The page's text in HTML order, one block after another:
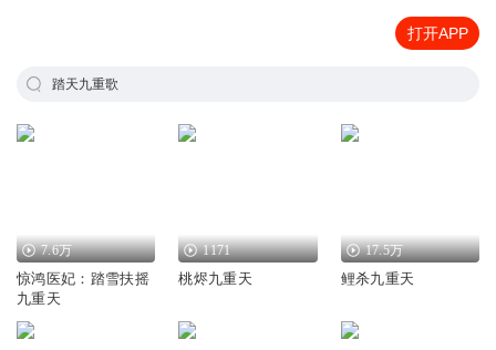
打开APP
踏天九重歌
7.6万
惊鸿医妃：踏雪扶摇
九重天
1171
桃烬九重天
17.5万
鲤杀九重天